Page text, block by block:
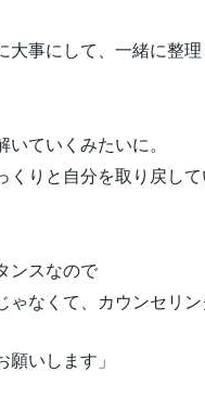
大事にして、一緒に整理
ていくみたいに。
くりと自分を取り戻して
ンスなので
ゃなくて、カウンセリ
願いします」